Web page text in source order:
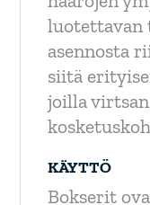
luotettavan
asennosta
siitä
joilla
KÄYTTÖ
Bokserit